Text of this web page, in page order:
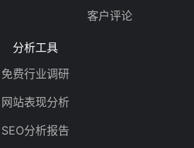
客户评论
分析工具
免费行业调研
网站表现分析
SEO分析报告